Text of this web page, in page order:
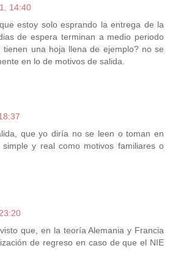
14:40
estoy solo esprando la entrega de la
de espera terminan a medio periodo
tienen una hoja llena de ejemplo? no se
en lo de motivos de salida.
que yo diría no se leen o toman en
y real como motivos familiares o
que, en la teoría Alemania y Francia
de regreso en caso de que el NIE